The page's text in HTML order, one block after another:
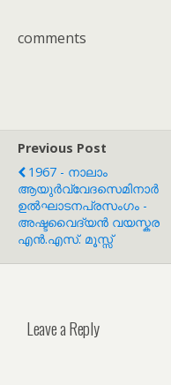
comments
Previous Post
1967 - നാലാം
ആയുർവ്വേദസെമിനാർ
ഉൽഘാടനപ്രസംഗം -
അഷ്ടവൈദ്യൻ വയസ്കര
എൻ.എസ്. മൂസ്സ്
Leave a Reply